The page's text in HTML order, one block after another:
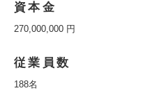
資本金
270,000,000 円
従業員数
188名